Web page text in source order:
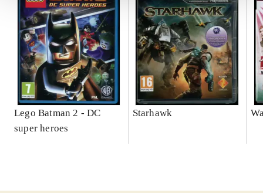
Lego Batman 2 - DC
super heroes
Starhawk